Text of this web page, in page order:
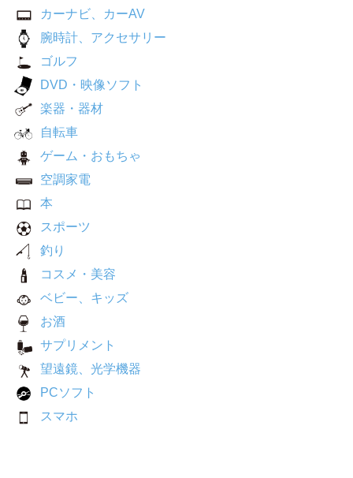
カーナビ、カーAV
腕時計、アクセサリー
ゴルフ
DVD・映像ソフト
楽器・器材
自転車
ゲーム・おもちゃ
空調家電
本
スポーツ
釣り
コスメ・美容
ベビー、キッズ
お酒
サプリメント
望遠鏡、光学機器
PCソフト
スマホ